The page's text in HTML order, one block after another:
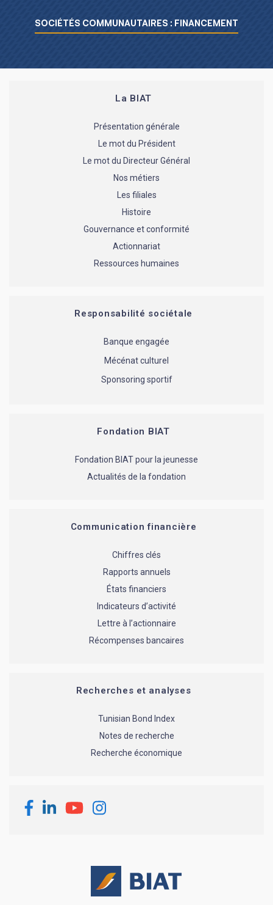
SOCIÉTÉS COMMUNAUTAIRES : FINANCEMENT
La BIAT
Présentation générale
Le mot du Président
Le mot du Directeur Général
Nos métiers
Les filiales
Histoire
Gouvernance et conformité
Actionnariat
Ressources humaines
Responsabilité sociétale
Banque engagée
Mécénat culturel
Sponsoring sportif
Fondation BIAT
Fondation BIAT pour la jeunesse
Actualités de la fondation
Communication financière
Chiffres clés
Rapports annuels
États financiers
Indicateurs d’activité
Lettre à l’actionnaire
Récompenses bancaires
Recherches et analyses
Tunisian Bond Index
Notes de recherche
Recherche économique